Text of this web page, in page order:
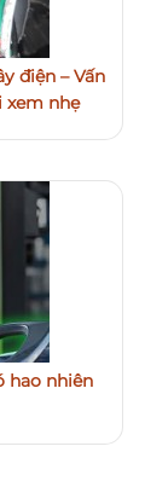
điện – Vấn
xem nhẹ
hao nhiên